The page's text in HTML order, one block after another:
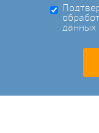
данных